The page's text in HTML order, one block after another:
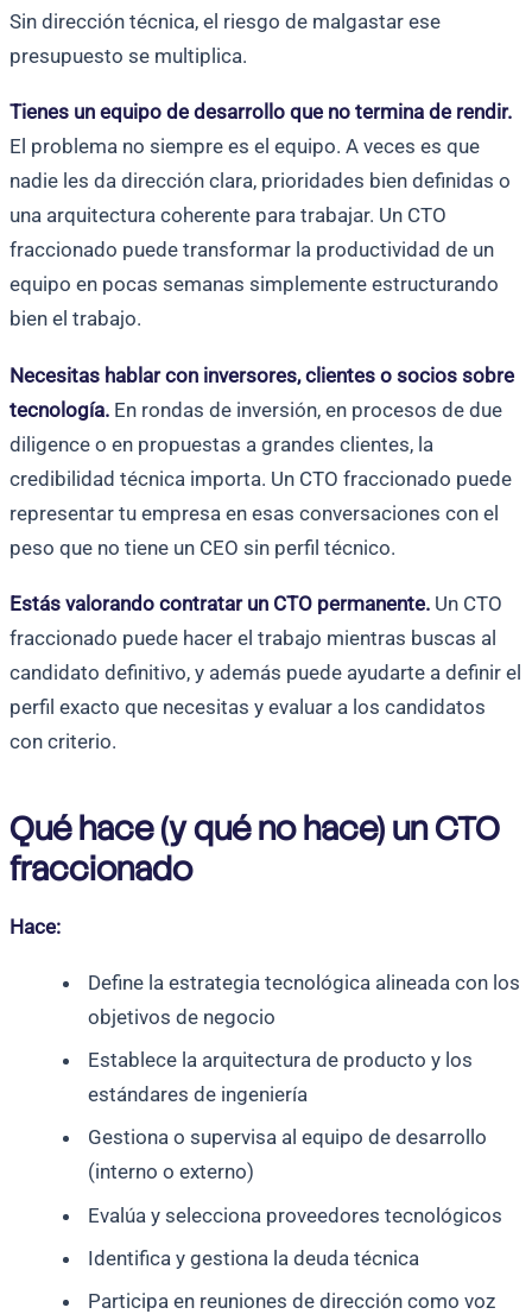
Sin dirección técnica, el riesgo de malgastar ese
presupuesto se multiplica.
Tienes un equipo de desarrollo que no termina de rendir.
El problema no siempre es el equipo. A veces es que
nadie les da dirección clara, prioridades bien definidas o
una arquitectura coherente para trabajar. Un CTO
fraccionado puede transformar la productividad de un
equipo en pocas semanas simplemente estructurando
bien el trabajo.
Necesitas hablar con inversores, clientes o socios sobre
tecnología. En rondas de inversión, en procesos de due
diligence o en propuestas a grandes clientes, la
credibilidad técnica importa. Un CTO fraccionado puede
representar tu empresa en esas conversaciones con el
peso que no tiene un CEO sin perfil técnico.
Estás valorando contratar un CTO permanente. Un CTO
fraccionado puede hacer el trabajo mientras buscas al
candidato definitivo, y además puede ayudarte a definir el
perfil exacto que necesitas y evaluar a los candidatos
con criterio.
Qué hace (y qué no hace) un CTO
fraccionado
Hace:
Define la estrategia tecnológica alineada con los
objetivos de negocio
Establece la arquitectura de producto y los
estándares de ingeniería
Gestiona o supervisa al equipo de desarrollo
(interno o externo)
Evalúa y selecciona proveedores tecnológicos
Identifica y gestiona la deuda técnica
Participa en reuniones de dirección como voz